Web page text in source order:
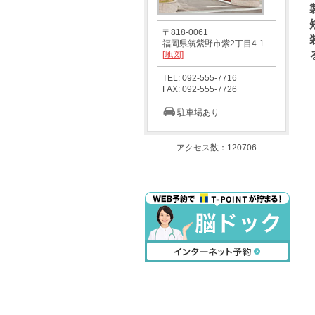
〒818-0061
福岡県筑紫野市紫2丁目4-1
[地図]
TEL: 092-555-7716
FAX: 092-555-7726
駐車場あり
アクセス数：120706